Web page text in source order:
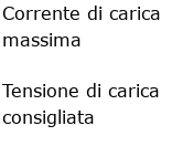
Corrente di carica
massima
Tensione di carica
consigliata